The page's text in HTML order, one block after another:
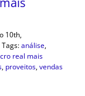
10th,
Tags:análise,
real mais
, proveitos,vendas